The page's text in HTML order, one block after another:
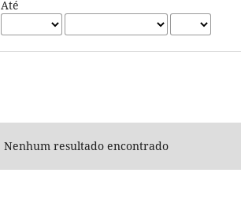
Até
Nenhum resultado encontrado